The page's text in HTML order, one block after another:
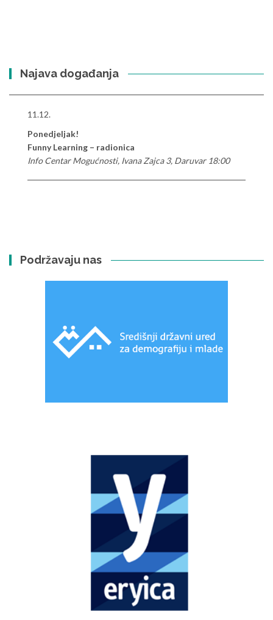
Najava događanja
11.12.
Ponedjeljak!
Funny Learning – radionica
Info Centar Mogućnosti, Ivana Zajca 3, Daruvar 18:00
Podržavaju nas